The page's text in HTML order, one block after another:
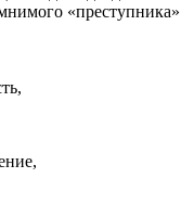
«преступника»